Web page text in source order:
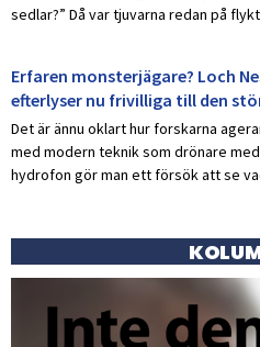
sedlar?” Då var tjuvarna redan på
Erfaren monsterjägare? Loch
efterlyser nu frivilliga till den
Det är ännu oklart hur forskarna
med modern teknik som drönare
hydrofon gör man ett försök att se